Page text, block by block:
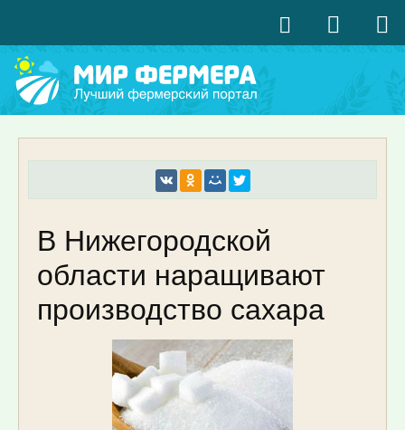
В Нижегородской
области наращивают
производство сахара